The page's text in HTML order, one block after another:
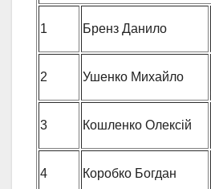
1 Бренз Данило
2 Ушенко Михайло
3 Кошленко Олексій
4 Коробко Богдан